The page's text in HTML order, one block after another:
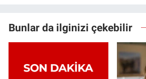
Bunlar da ilginizi çekebilir